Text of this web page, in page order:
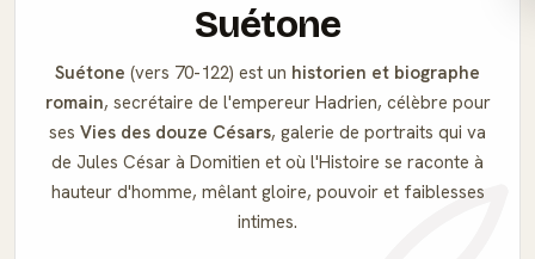
Suétone
Suétone (vers 70-122) est un historien et biographe
romain, secrétaire de l'empereur Hadrien, célèbre pour
ses Vies des douze Césars, galerie de portraits qui va
de Jules César à Domitien et où l'Histoire se raconte à
hauteur d'homme, mêlant gloire, pouvoir et faiblesses
intimes.